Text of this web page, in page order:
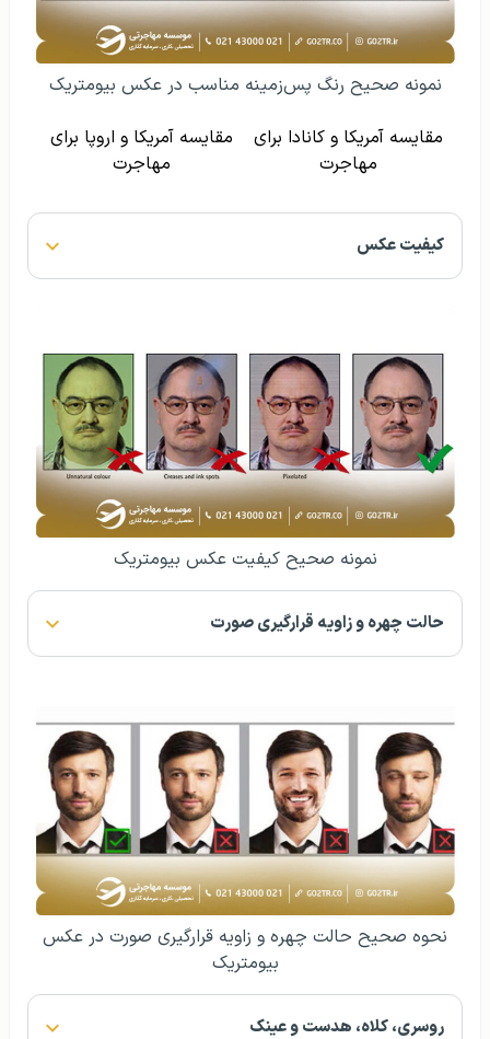
نمونه صحیح کیفیت عکس بیومتریک
حالت چهره و زاویه قرارگیری صورت
نحوه صحیح حالت چهره و زاویه قرارگیری صورت در عکس
بیومتریک
روسری، کلاه، هدست و عینک
نحوه صحیح وضعیت چهره در عکس بیومتریک
نکاتی مفید در زمینه تهیه عکس بیومتریک از نوزادان
و کودکان